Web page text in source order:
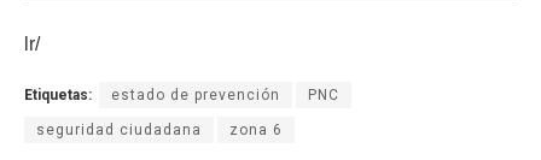
lr/
Etiquetas: estado de prevención PNC
seguridad ciudadana zona 6